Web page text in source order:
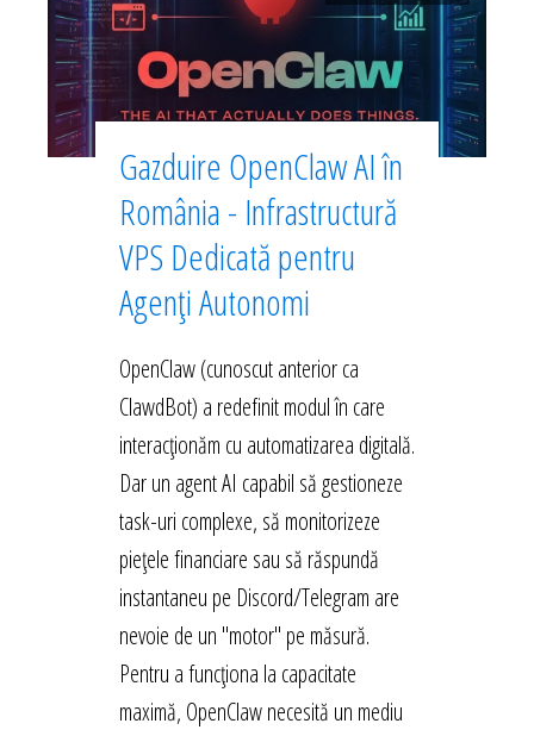
Gazduire OpenClaw AI în
România - Infrastructură
VPS Dedicată pentru
Agenți Autonomi
OpenClaw (cunoscut anterior ca
ClawdBot) a redefinit modul în care
interacționăm cu automatizarea digitală.
Dar un agent AI capabil să gestioneze
task-uri complexe, să monitorizeze
piețele financiare sau să răspundă
instantaneu pe Discord/Telegram are
nevoie de un "motor" pe măsură.
Pentru a funcționa la capacitate
maximă, OpenClaw necesită un mediu